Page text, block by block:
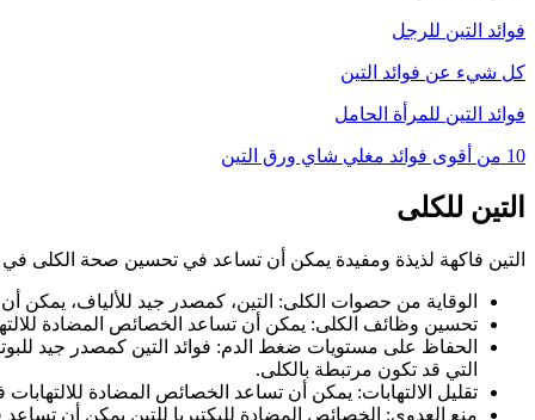
فوائد التين للرجل
كل شيء عن فوائد التين
فوائد التين للمرأة الحامل
10 من أقوى فوائد مغلي شاي ورق التين
التين للكلى
التين فاكهة لذيذة ومفيدة يمكن أن تساعد في تحسين صحة الكلى في
الوقاية من حصوات الكلى: التين، كمصدر جيد للألياف،
تحسين وظائف الكلى: يمكن أن تساعد الخصائص المضادة
الحفاظ على مستويات ضغط الدم: فوائد التين كمصدر جيد
التي قد تكون مرتبطة بالكلى.
تقليل الالتهابات: يمكن أن تساعد الخصائص المضادة
منع العدوى: الخصائص المضادة للبكتيريا للتين يمكن أن